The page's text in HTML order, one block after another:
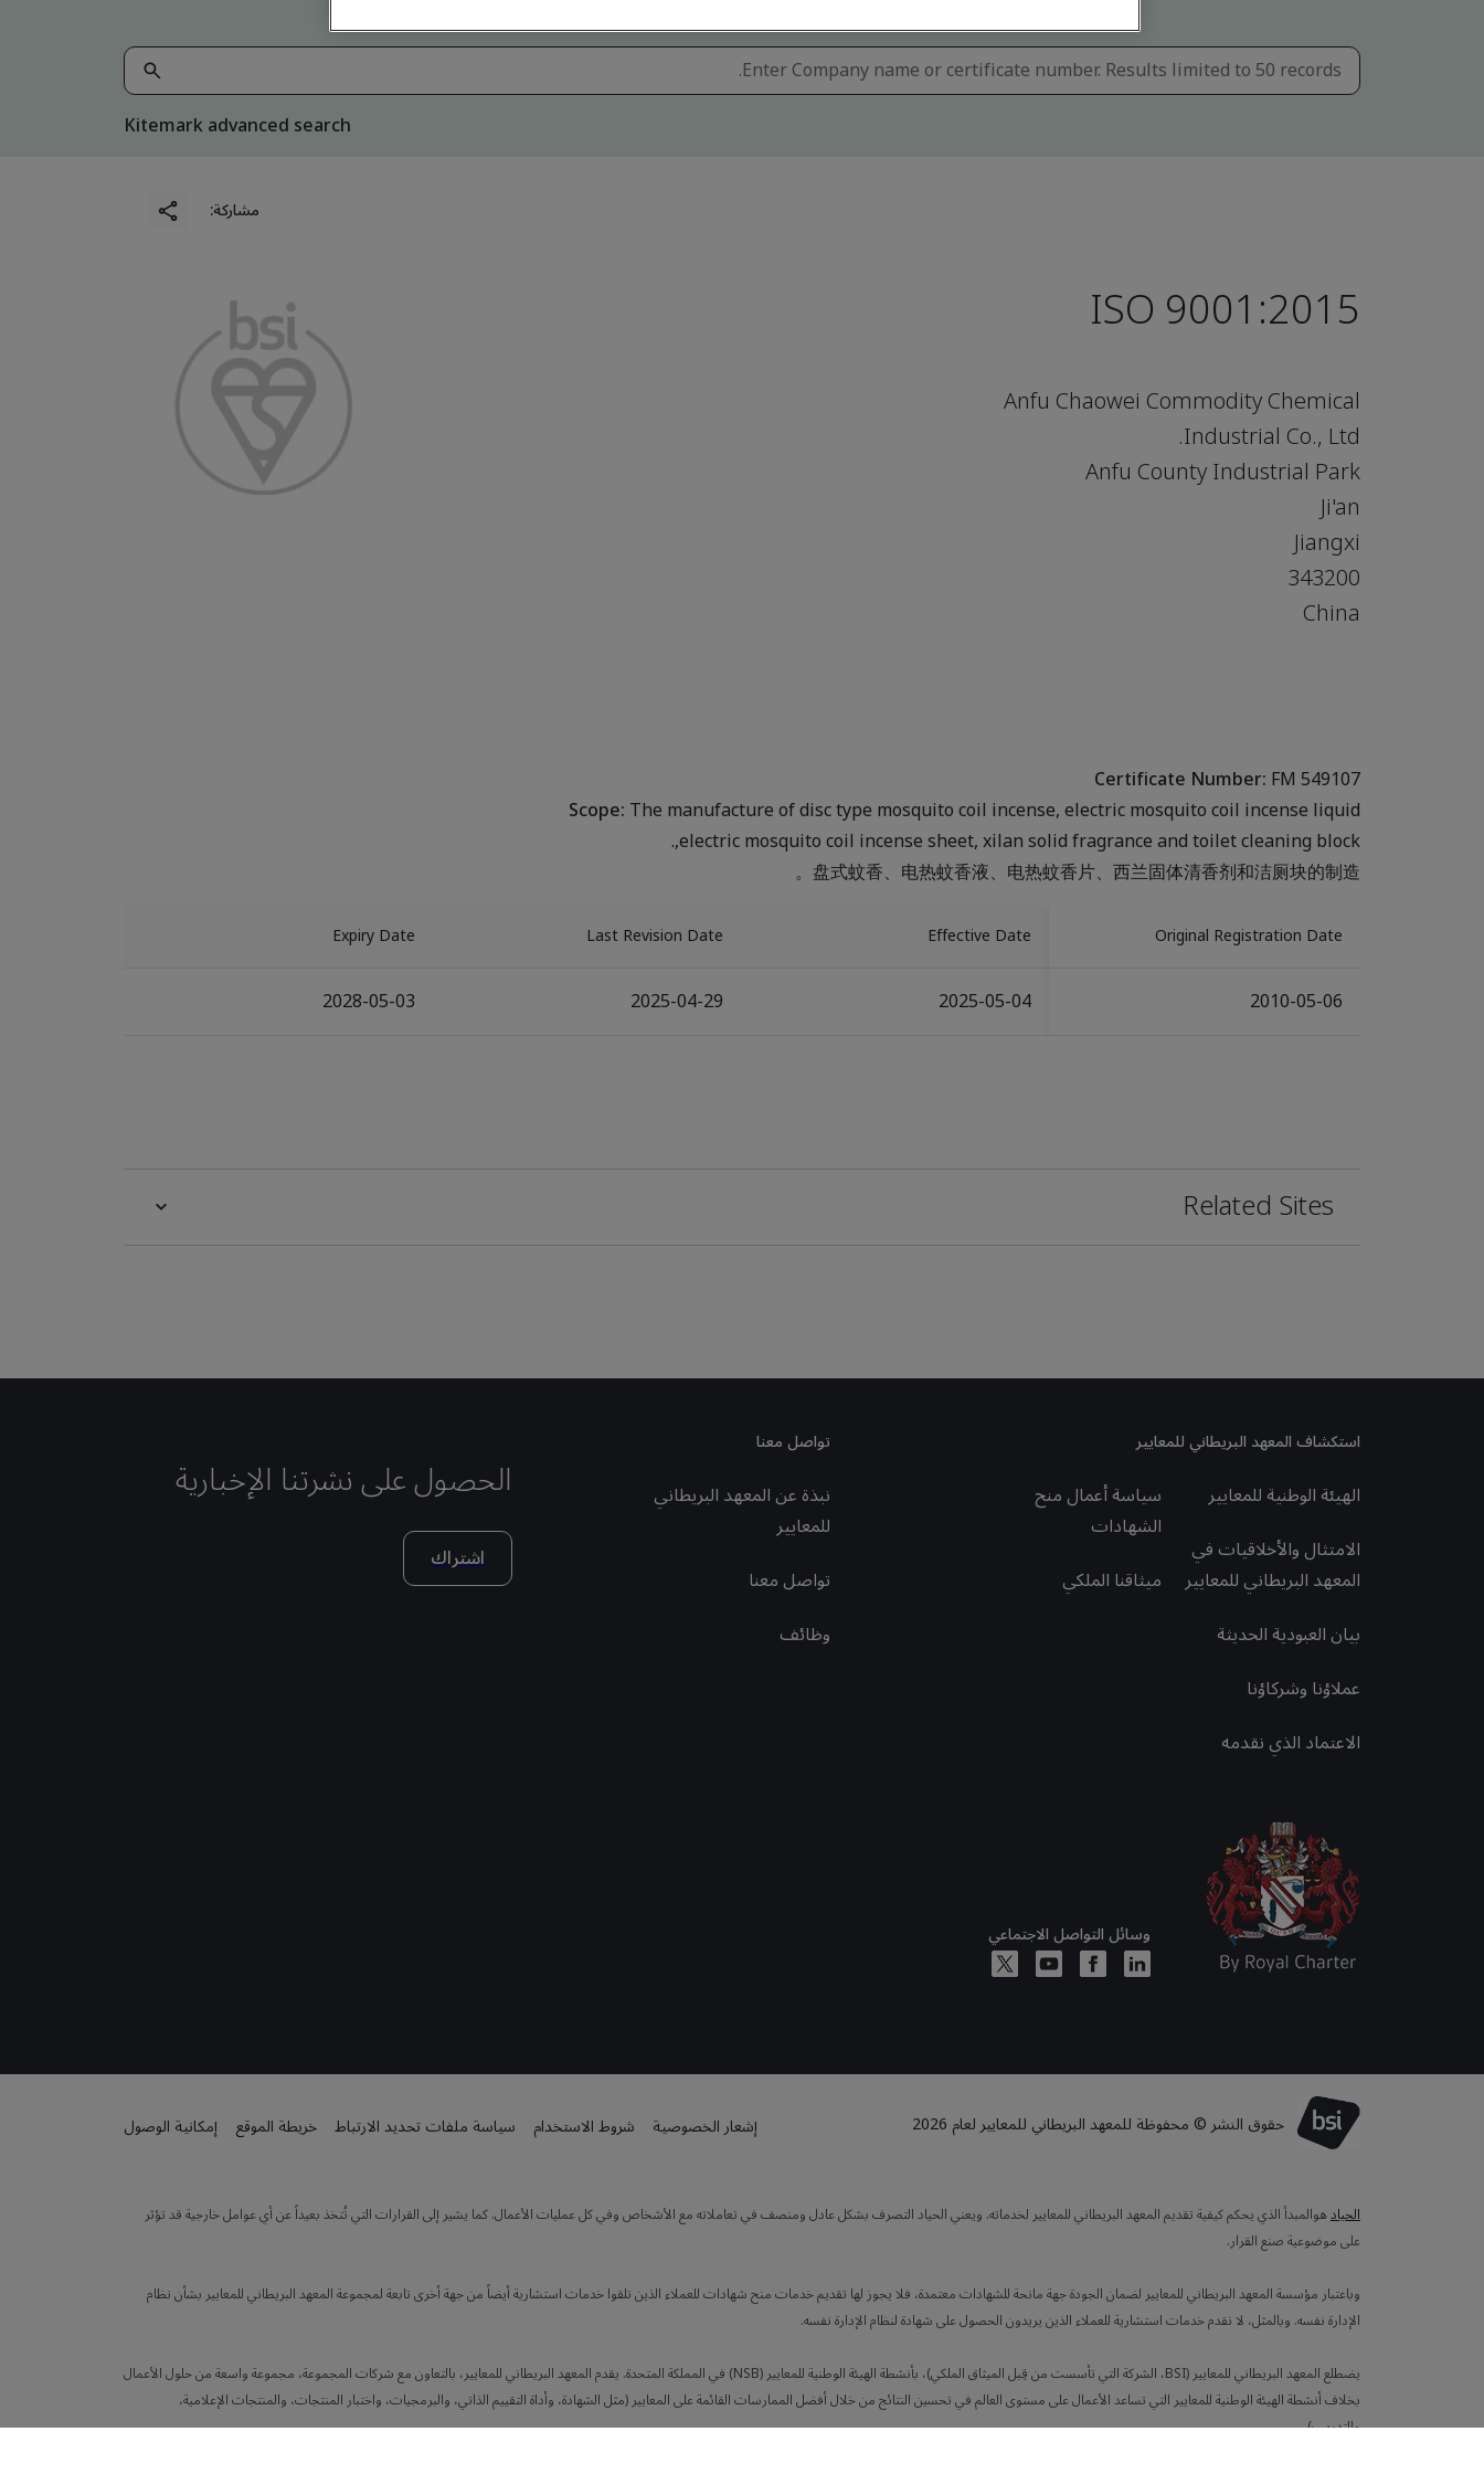
Kitemark advanced search
مشاركة:
ISO 9001:2015
Anfu Chaowei Commodity Chemical
Industrial Co., Ltd.
Anfu County Industrial Park
Ji'an
Jiangxi
343200
China
Certificate Number:FM 549107
Scope:The manufacture of disc type mosquito coil incense, electric mosquito coil incense liquid
,electric mosquito coil incense sheet, xilan solid fragrance and toilet cleaning block.
盘式蚊香、电热蚊香液、电热蚊香片、西兰固体清香剂和洁厕块的制造。
Original Registration Date
Effective Date
Last Revision Date
Expiry Date
2010-05-06
2025-05-04
2025-04-29
2028-05-03
Related Sites
استكشاف المعهد البريطاني للمعايير
الهيئة الوطنية للمعايير
الامتثال والأخلاقيات في
المعهد البريطاني للمعايير
بيان العبودية الحديثة
عملاؤنا وشركاؤنا
الاعتماد الذي نقدمه
سياسة أعمال منح
الشهادات
ميثاقنا الملكي
وسائل التواصل الاجتماعي
تواصل معنا
نبذة عن المعهد البريطاني
للمعايير
تواصل معنا
وظائف
الحصول على نشرتنا الإخبارية
اشتراك
حقوق النشر © محفوظة للمعهد البريطاني للمعايير لعام 2026 إشعار الخصوصية شروط الاستخدام سياسة ملفات تحديد الارتباط خريطة الموقع إمكانية الوصول
الحيادهوالمبدأ الذي يحكم كيفية تقديم المعهد البريطاني للمعايير لخدماته. ويعني الحياد التصرف بشكل عادل ومنصف في تعاملاته مع الأشخاص وفي كل عمليات الأعمال. كما يشير إلى القرارات التي تُتخذ بعيداً عن أي عوامل خارجية قد تؤثر
على موضوعية صنع القرار.
وباعتبار مؤسسة المعهد البريطاني للمعايير لضمان الجودة جهة مانحة للشهادات معتمدة، فلا يجوز لها تقديم خدمات منح شهادات للعملاء الذين تلقوا خدمات استشارية أيضاً من جهة أخرى تابعة لمجموعة المعهد البريطاني للمعايير بشأن نظام
الإدارة نفسه. وبالمثل، لا نقدم خدمات استشارية للعملاء الذين يريدون الحصول على شهادة لنظام الإدارة نفسه.
يضطلع المعهد البريطاني للمعايير (BSI، الشركة التي تأسست من قِبل الميثاق الملكي)، بأنشطة الهيئة الوطنية للمعايير (NSB) في المملكة المتحدة. يقدم المعهد البريطاني للمعايير، بالتعاون مع شركات المجموعة، مجموعة واسعة من حلول الأعمال
بخلاف أنشطة الهيئة الوطنية للمعايير التي تساعد الأعمال على مستوى العالم في تحسين النتائج من خلال أفضل الممارسات القائمة على المعايير (مثل الشهادة، وأداة التقييم الذاتي، والبرمجيات، واختبار المنتجات، والمنتجات الإعلامية،
والتدريب).